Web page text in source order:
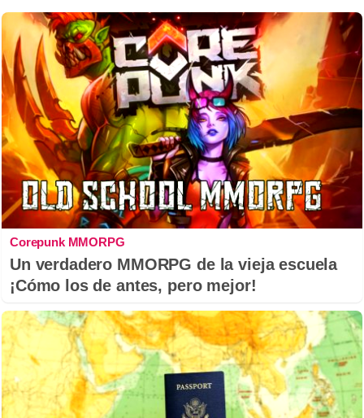
Corepunk MMORPG
Un verdadero MMORPG de la vieja escuela
¡Cómo los de antes, pero mejor!